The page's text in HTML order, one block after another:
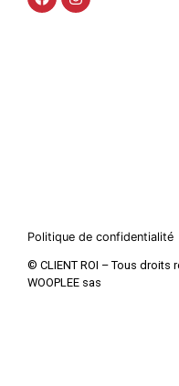
Politique de confidentialité
© CLIENT ROI – Tous droits
WOOPLEE sas